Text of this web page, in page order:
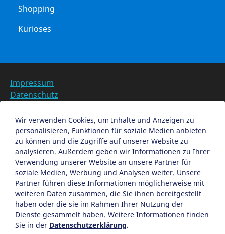
Shopping
Kurioses
Impressum
Datenschutz
Datenschutzeinstellungen anpassen
EN
Ein Projekt der Congress- und Tourismus-Zentrale
Nürnberg
Facebook
X Instagram
Wir verwenden Cookies, um Inhalte und Anzeigen zu
personalisieren, Funktionen für soziale Medien anbieten
zu können und die Zugriffe auf unserer Website zu
analysieren. Außerdem geben wir Informationen zu Ihrer
Verwendung unserer Website an unsere Partner für
soziale Medien, Werbung und Analysen weiter. Unsere
Partner führen diese Informationen möglicherweise mit
weiteren Daten zusammen, die Sie ihnen bereitgestellt
haben oder die sie im Rahmen Ihrer Nutzung der
Dienste gesammelt haben. Weitere Informationen finden
Sie in der Datenschutzerklärung.